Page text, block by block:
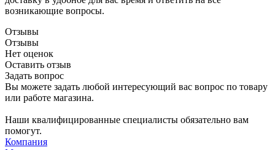
возникающие вопросы.
Отзывы
Отзывы
Нет оценок
Оставить отзыв
Задать вопрос
Вы можете задать любой интересующий вас вопрос по товару
или работе магазина.
Наши квалифицированные специалисты обязательно вам
помогут.
Компания